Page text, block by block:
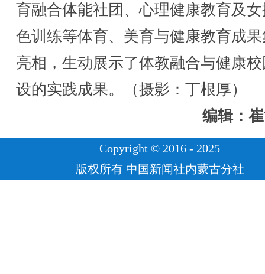
育融合体能社团、心理健康教育及
色训练等体育、美育与健康教育成
亮相，生动展示了体教融合与健康
设的实践成果。（摄影：丁根厚）
编辑：
Copyright © 2016 - 2025
版权所有 中国新闻社内蒙古分社